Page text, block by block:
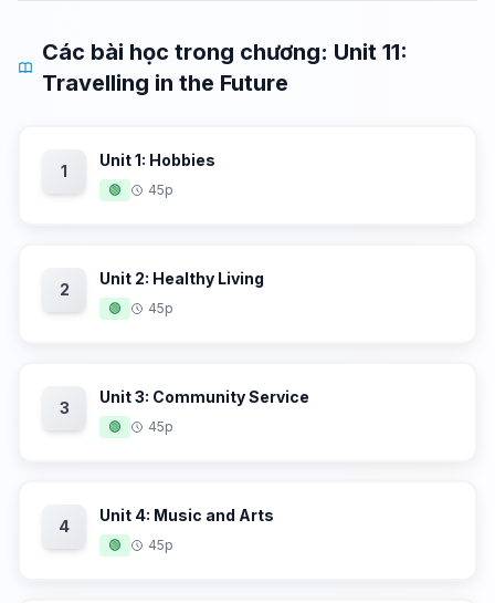
Các bài học trong chương: Unit 11:
Travelling in the Future
1
Unit 1: Hobbies
🟢 45p
2
Unit 2: Healthy Living
🟢 45p
3
Unit 3: Community Service
🟢 45p
4
Unit 4: Music and Arts
🟢 45p